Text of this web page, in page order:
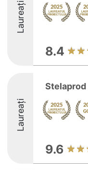
Laureați
8.4
Laureați
Stelaprod
9.6